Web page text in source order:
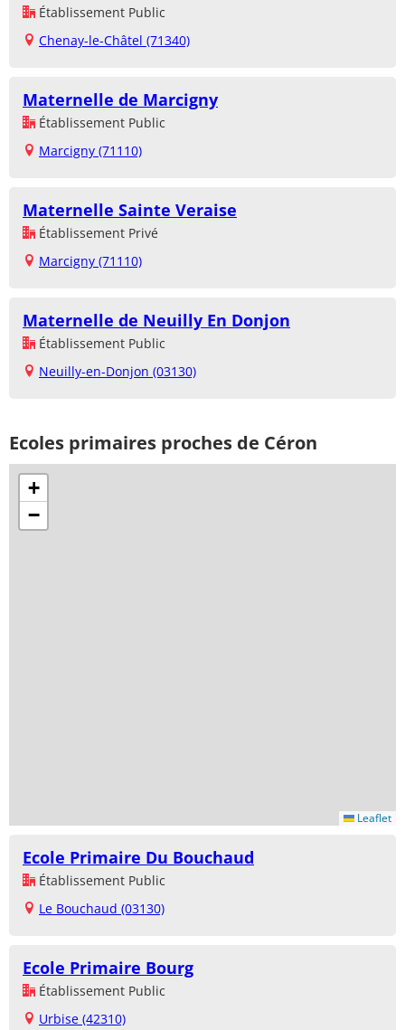
Établissement Public
Chenay-le-Châtel (71340)
Maternelle de Marcigny
Établissement Public
Marcigny (71110)
Maternelle Sainte Veraise
Établissement Privé
Marcigny (71110)
Maternelle de Neuilly En Donjon
Établissement Public
Neuilly-en-Donjon (03130)
Ecoles primaires proches de Céron
+
−
Leaflet
Ecole Primaire Du Bouchaud
Établissement Public
Le Bouchaud (03130)
Ecole Primaire Bourg
Établissement Public
Urbise (42310)